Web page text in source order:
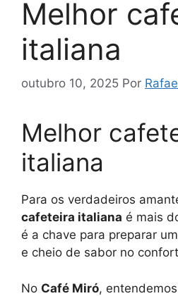
Melhor
italiana
outubro 10, 2025 Por
Melhor
italiana
Para os verdadeiros
cafeteira italiana é mais
é a chave para preparar
e cheio de sabor no
No Café Miró,